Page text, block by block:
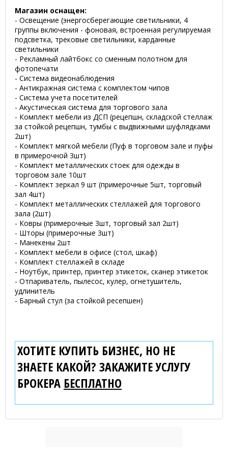
Магазин оснащен:
- Освещение (энергосберегающие светильники, 4
группы включения - фоновая, встроенная регулируемая
подсветка, трековые светильники, карданные
светильники
- Рекламный лайтбокс со сменным полотном для
фотопечати
- Система видеонаблюдения
- Антикражная система с комплектом чипов
- Система учета посетителей
- Акустическая система для торгового зала
- Комплект мебели из ДСП (рецепшн, складской стеллаж
за стойкой рецепшн, тумбы с выдвижными шуфлядками
2шт)
- Комплект мягкой мебели (Пуф в торговом зале и пуфы
в примерочной 3шт)
- Комплект металлических стоек для одежды в
торговом зале 10шт
- Комплект зеркал 9 шт (примерочные 5шт, торговый
зал 4шт)
- Комплект металлических стеллажей для торгового
зала (2шт)
- Ковры (примерочные 3шт, торговый зал 2шт)
- Шторы (примерочные 3шт)
- Манекены 2шт
- Комплект мебели в офисе (стол, шкаф)
- Комплект стеллажей в складе
- Ноутбук, принтер, принтер этикеток, сканер этикеток
- Отпариватель, пылесос, кулер, огнетушитель,
удлинитель
- Барный стул (за стойкой ресепшен)
ХОТИТЕ КУПИТЬ БИЗНЕС, НО НЕ
ЗНАЕТЕ КАКОЙ? ЗАКАЖИТЕ УСЛУГУ
БРОКЕРА БЕСПЛАТНО